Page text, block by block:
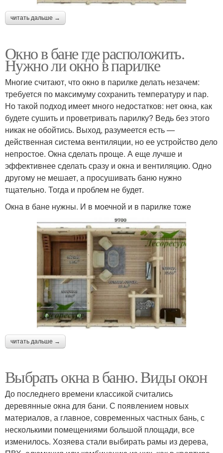
читать дальше →
Окно в бане где расположить.
Нужно ли окно в парилке
Многие считают, что окно в парилке делать незачем:
требуется по максимуму сохранить температуру и пар.
Но такой подход имеет много недостатков: нет окна, как
будете сушить и проветривать парилку? Ведь без этого
никак не обойтись. Выход, разумеется есть —
действенная система вентиляции, но ее устройство дело
непростое. Окна сделать проще. А еще лучше и
эффективнее сделать сразу и окна и вентиляцию. Одно
другому не мешает, а просушивать баню нужно
тщательно. Тогда и проблем не будет.
Окна в бане нужны. И в моечной и в парилке тоже
читать дальше →
Выбрать окна в баню. Виды окон
До последнего времени классикой считались
деревянные окна для бани. С появлением новых
материалов, а главное, современных частных бань, с
несколькими помещениями большой площади, все
изменилось. Хозяева стали выбирать рамы из дерева,